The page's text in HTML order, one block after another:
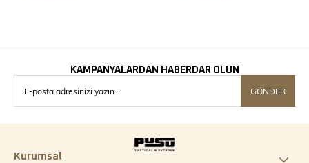
KAMPANYALARDAN HABERDAR OLUN
GÖNDER
Kurumsal